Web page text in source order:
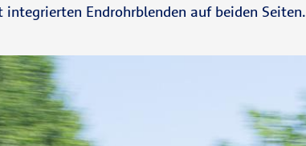
Endrohrblenden auf beiden Seiten.